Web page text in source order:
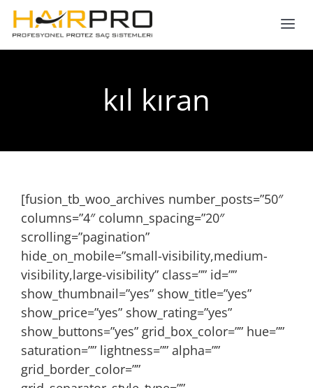
Skip
content
SAÇ EKİMİ
GALERİ
İLETİŞİM
kıl kıran
[fusion_tb_woo_archives number_posts=”50″
columns=”4″ column_spacing=”20″
scrolling=”pagination”
hide_on_mobile=”small-visibility,medium-
visibility,large-visibility” class=”” id=””
show_thumbnail=”yes” show_title=”yes”
show_price=”yes” show_rating=”yes”
show_buttons=”yes” grid_box_color=”” hue=””
saturation=”” lightness=”” alpha=””
grid_border_color=””